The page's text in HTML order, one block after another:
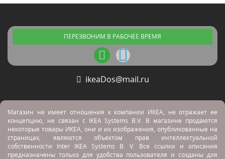
ПЕРЕЗВОНИМ В РАБОЧЕЕ ВРЕМЯ
ikeaDos@mail.ru
Магазин не имеет отношения к компании ИКЕА, не отражает ее
концепцию, не связан с IKEA Systems B.V. В магазине продаются
некоторые товары ИКЕА, они и их изображения, опубликованные на
страницах, являются объектом прав интеллектуальной
собственности Inter IKEA Systems B. V. Все ссылки и описания
предназначены только для удобства пользователя и созданы для